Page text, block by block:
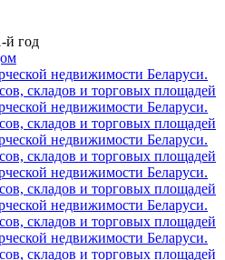
й год
недвижимости Беларуси.
складов и торговых площадей
недвижимости Беларуси.
складов и торговых площадей
недвижимости Беларуси.
складов и торговых площадей
недвижимости Беларуси.
складов и торговых площадей
недвижимости Беларуси.
складов и торговых площадей
недвижимости Беларуси.
складов и торговых площадей